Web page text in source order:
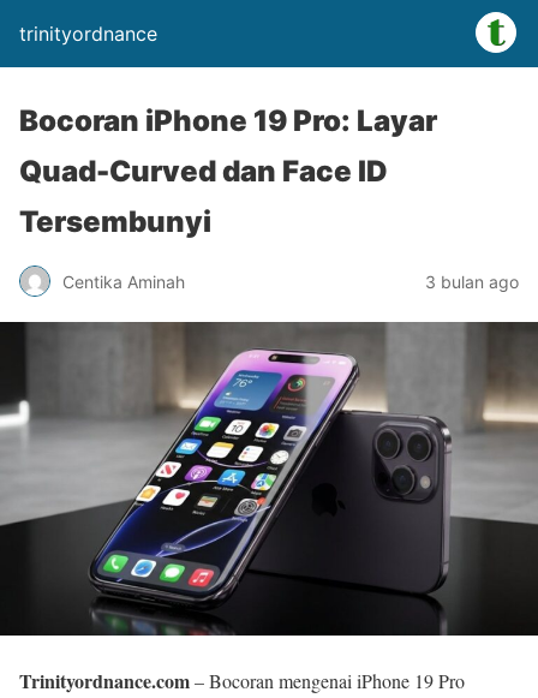
trinityordnance
Bocoran iPhone 19 Pro: Layar
Quad-Curved dan Face ID
Tersembunyi
Centika Aminah 3 bulan ago
Trinityordnance.com– Bocoran mengenai iPhone 19 Pro